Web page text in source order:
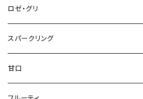
ロゼ・グリ
スパークリング
甘口